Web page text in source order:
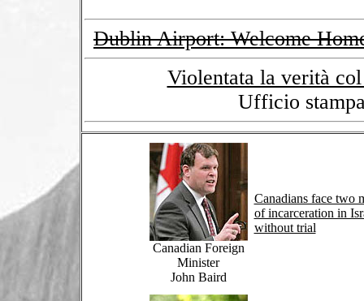
Dublin Airport: Welcome
Violentata la verità
Ufficio
Canadian Foreign
Minister
John Baird
Canadians face two
of incarceration in
without trial